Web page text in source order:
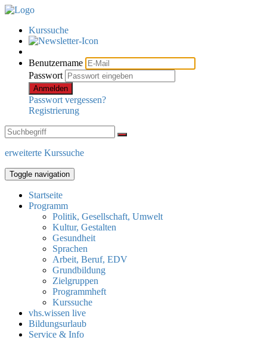
Kurssuche
Benutzername
Passwort
Anmelden
Passwort vergessen?
Registrierung
erweiterte Kurssuche
Toggle navigation
Startseite
Programm
Politik, Gesellschaft, Umwelt
Kultur, Gestalten
Gesundheit
Sprachen
Arbeit, Beruf, EDV
Grundbildung
Zielgruppen
Programmheft
Kurssuche
vhs.wissen live
Bildungsurlaub
Service & Info